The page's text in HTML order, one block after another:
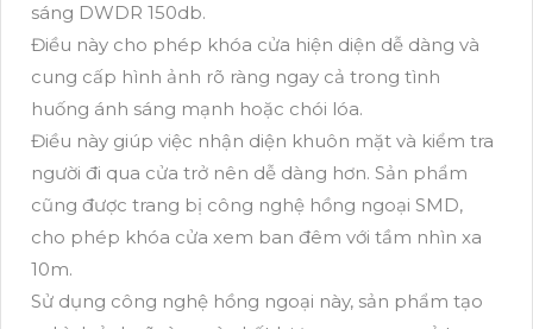
sáng DWDR 150db.
Điều này cho phép khóa cửa hiện diện dễ dàng và
cung cấp hình ảnh rõ ràng ngay cả trong tình
huống ánh sáng mạnh hoặc chói lóa.
Điều này giúp việc nhận diện khuôn mặt và kiểm tra
người đi qua cửa trở nên dễ dàng hơn. Sản phẩm
cũng được trang bị công nghệ hồng ngoại SMD,
cho phép khóa cửa xem ban đêm với tầm nhìn xa
10m.
Sử dụng công nghệ hồng ngoại này, sản phẩm tạo